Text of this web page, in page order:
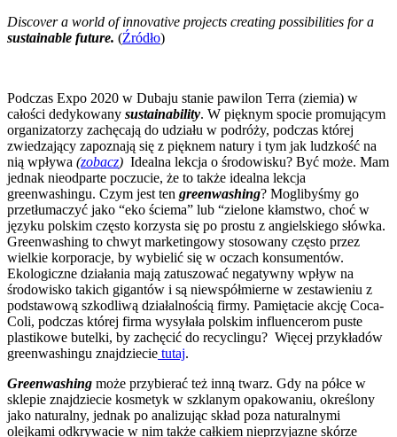
Discover a world of innovative projects creating possibilities for a
sustainable future. (Źródło)
Podczas Expo 2020 w Dubaju stanie pawilon Terra (ziemia) w
całości dedykowany sustainability. W pięknym spocie promującym
organizatorzy zachęcają do udziału w podróży, podczas której
zwiedzający zapoznają się z pięknem natury i tym jak ludzkość na
nią wpływa (zobacz) Idealna lekcja o środowisku? Być może. Mam
jednak nieodparte poczucie, że to także idealna lekcja
greenwashingu. Czym jest ten greenwashing? Moglibyśmy go
przetłumaczyć jako “eko ściema” lub “zielone kłamstwo, choć w
języku polskim często korzysta się po prostu z angielskiego słówka.
Greenwashing to chwyt marketingowy stosowany często przez
wielkie korporacje, by wybielić się w oczach konsumentów.
Ekologiczne działania mają zatuszować negatywny wpływ na
środowisko takich gigantów i są niewspółmierne w zestawieniu z
podstawową szkodliwą działalnością firmy. Pamiętacie akcję Coca-
Coli, podczas której firma wysyłała polskim influencerom puste
plastikowe butelki, by zachęcić do recyclingu? Więcej przykładów
greenwashingu znajdziecie tutaj.
Greenwashing może przybierać też inną twarz. Gdy na półce w
sklepie znajdziecie kosmetyk w szklanym opakowaniu, określony
jako naturalny, jednak po analizując skład poza naturalnymi
olejkami odkrywacie w nim także całkiem nieprzyjazne skórze